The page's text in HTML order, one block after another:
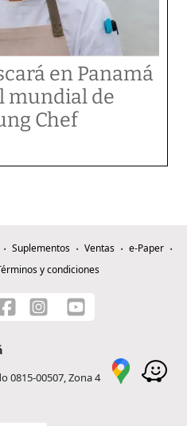
en Panamá
mundial de
Chef
Suplementos Ventas
e-Paper
y condiciones
0815-00507, Zona 4